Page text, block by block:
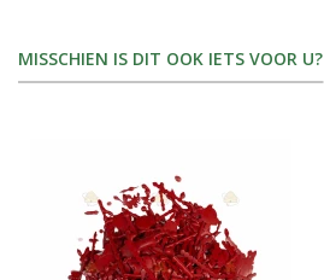
MISSCHIEN IS DIT OOK IETS VOOR U?